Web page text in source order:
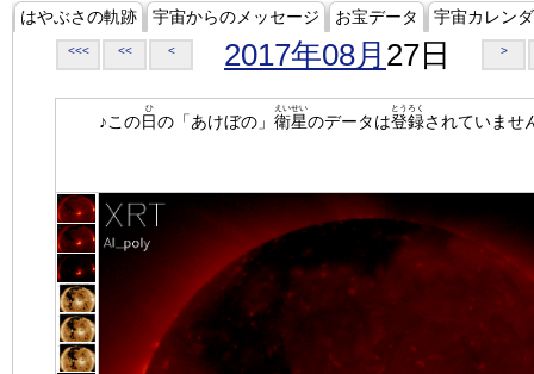
はやぶさの軌跡 宇宙からのメッセージ お宝データ 宇宙カレン
<<< << < 2017年08月 27日 >
♪この日
ひ
の「あけぼの」 衛星
えいせい
のデータは登録
とうろく
されていませ